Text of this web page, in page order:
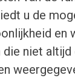
u de
en
die niet altijd